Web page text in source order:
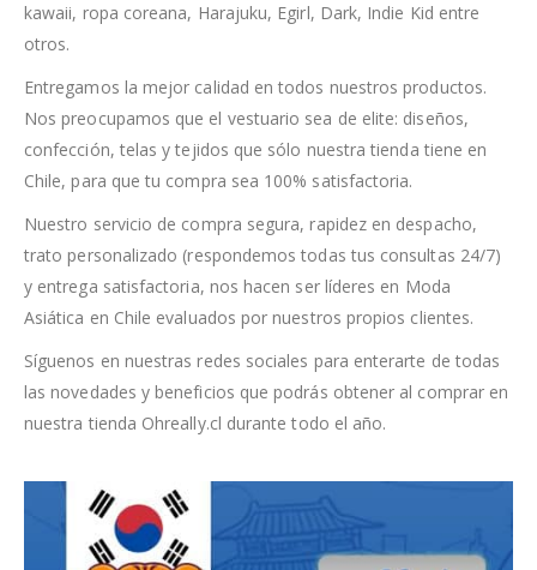
kawaii, ropa coreana, Harajuku, Egirl, Dark, Indie Kid entre
otros.
Entregamos la mejor calidad en todos nuestros productos.
Nos preocupamos que el vestuario sea de elite: diseños,
confección, telas y tejidos que sólo nuestra tienda tiene en
Chile, para que tu compra sea 100% satisfactoria.
Nuestro servicio de compra segura, rapidez en despacho,
trato personalizado (respondemos todas tus consultas 24/7)
y entrega satisfactoria, nos hacen ser líderes en Moda
Asiática en Chile evaluados por nuestros propios clientes.
Síguenos en nuestras redes sociales para enterarte de todas
las novedades y beneficios que podrás obtener al comprar en
nuestra tienda Ohreally.cl durante todo el año.